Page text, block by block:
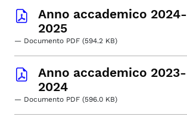
Anno accademico 2024-
2025
— Documento PDF (594.2 KB)
Anno accademico 2023-
2024
— Documento PDF (596.0 KB)